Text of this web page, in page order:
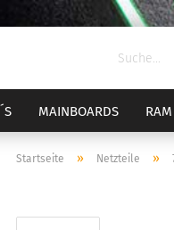
Sockel 1851 Bundle
1851
MAINBOARDS
Sockel 1851
RAM
Startseite » Netzteile »